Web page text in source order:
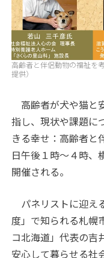
高齢者と伴侶動物の福祉を
提供）
高齢者が犬や猫と
指し、現状や課題に
きる幸せ：高齢者と
日午後１時～４時、
開催される。
パネリストに迎え
度」で知られる札幌
コ北海道」代表の吉
安心して暮らせる社